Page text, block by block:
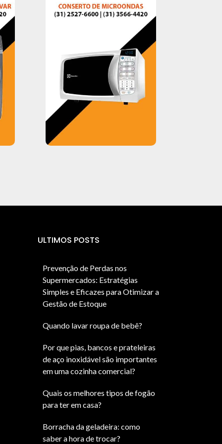
ULTIMOS POSTS
Prevenção de Perdas nos
Supermercados: Estratégias
Simples e Eficazes para Otimizar a
Gestão de Estoque
Quando lavar roupa de bebê?
Por que pias, bancos e prateleiras
de aço inoxidável são importantes
em uma cozinha comercial?
Quais os melhores tipos de fogão
para ter em casa?
Borracha da geladeira: como
saber a hora de trocar?